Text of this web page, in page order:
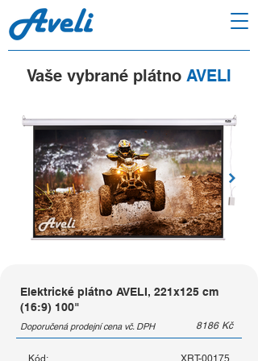
Vaše vybrané plátno AVELI
Elektrické plátno AVELI, 221x125 cm
(16:9) 100"
Doporučená prodejní cena vč. DPH 8186 Kč
Kód: XRT-00175